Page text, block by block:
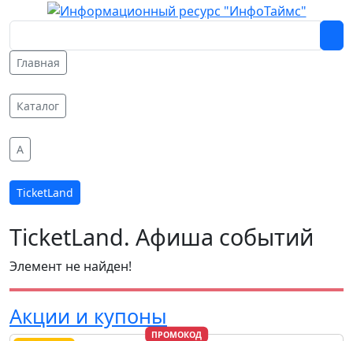
Главная
Каталог
A
TicketLand
TicketLand. Афиша событий
Элемент не найден!
Акции и купоны
ПРОМОКОД